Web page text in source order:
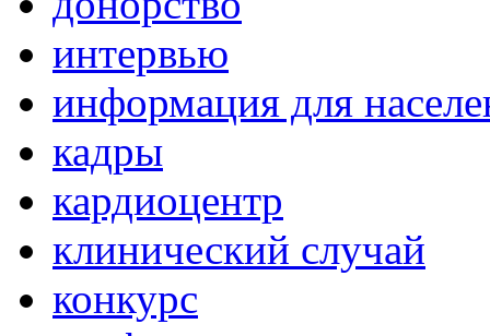
интервью
информация для
кадры
кардиоцентр
клинический случай
конкурс